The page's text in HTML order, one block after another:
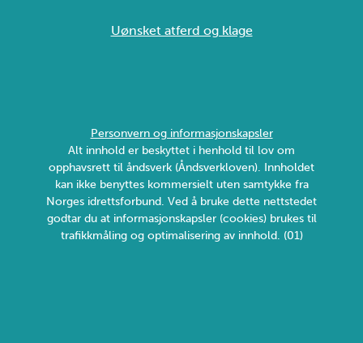
Uønsket atferd og klage
Personvern og informasjonskapsler
Alt innhold er beskyttet i henhold til lov om
opphavsrett til åndsverk (Åndsverkloven). Innholdet
kan ikke benyttes kommersielt uten samtykke fra
Norges idrettsforbund. Ved å bruke dette nettstedet
godtar du at informasjonskapsler (cookies) brukes til
trafikkmåling og optimalisering av innhold. (01)